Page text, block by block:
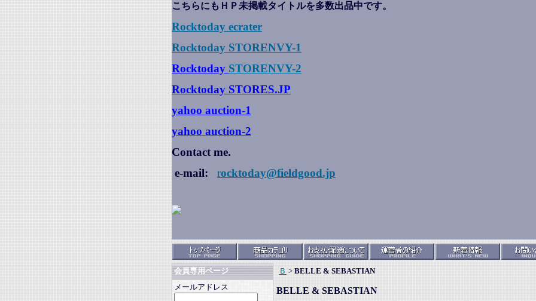
こちらにもＨＰ未掲載タイトルを多数出品中です。
Rocktoday ecrater
Rocktoday STORENVY-1
Rocktoday STORENVY-2
Rocktoday STORES.JP
yahoo auction-1
yahoo auction-2
Contact me.
e-mail:
rocktoday@fieldgood.jp
会員専用ページ
メールアドレス
Ｂ > BELLE & SEBASTIAN
BELLE & SEBASTIAN